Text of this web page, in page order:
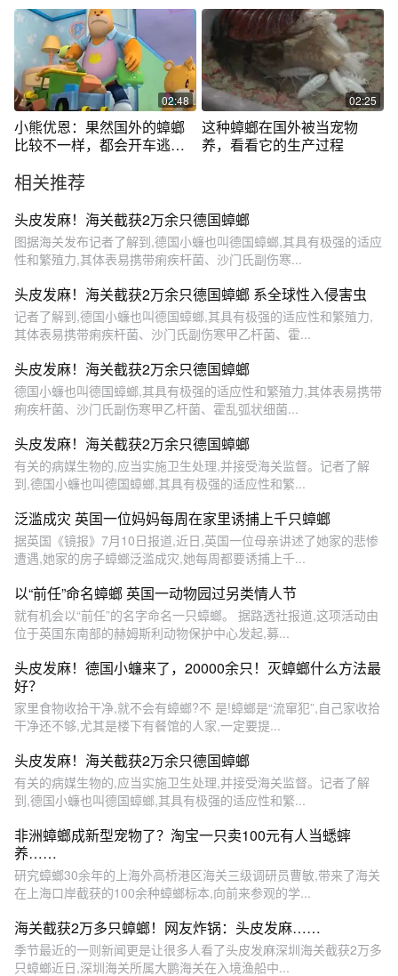
02:48
小熊优恩：果然国外的蟑螂
比较不一样，都会开车逃
02:25
这种蟑螂在国外被当宠物
养，看看它的生产过程
相关推荐
头皮发麻！海关截获2万余只德国蟑螂
图据海关发布记者了解到,德国小蠊也叫德国蟑螂,其具有极强的适应
性和繁殖力,其体表易携带痢疾杆菌、沙门氏副伤寒...
头皮发麻！海关截获2万余只德国蟑螂 系全球性入侵害虫
记者了解到,德国小蠊也叫德国蟑螂,其具有极强的适应性和繁殖力,
其体表易携带痢疾杆菌、沙门氏副伤寒甲乙杆菌、霍...
头皮发麻！海关截获2万余只德国蟑螂
德国小蠊也叫德国蟑螂,其具有极强的适应性和繁殖力,其体表易携带
痢疾杆菌、沙门氏副伤寒甲乙杆菌、霍乱弧状细菌...
头皮发麻！海关截获2万余只德国蟑螂
有关的病媒生物的,应当实施卫生处理,并接受海关监督。记者了解
到,德国小蠊也叫德国蟑螂,其具有极强的适应性和繁...
泛滥成灾 英国一位妈妈每周在家里诱捕上千只蟑螂
据英国《镜报》7月10日报道,近日,英国一位母亲讲述了她家的悲惨
遭遇,她家的房子蟑螂泛滥成灾,她每周都要诱捕上千...
以“前任”命名蟑螂 英国一动物园过另类情人节
就有机会以“前任”的名字命名一只蟑螂。 据路透社报道,这项活动由
位于英国东南部的赫姆斯利动物保护中心发起,募...
头皮发麻！德国小蠊来了，20000余只！灭蟑螂什么方法最
好？
家里食物收拾干净,就不会有蟑螂?不 是!蟑螂是“流窜犯”,自己家收拾
干净还不够,尤其是楼下有餐馆的人家,一定要提...
头皮发麻！海关截获2万余只德国蟑螂
有关的病媒生物的,应当实施卫生处理,并接受海关监督。记者了解
到,德国小蠊也叫德国蟑螂,其具有极强的适应性和繁...
非洲蟑螂成新型宠物了？淘宝一只卖100元有人当蟋蟀
养……
研究蟑螂30余年的上海外高桥港区海关三级调研员曹敏,带来了海关
在上海口岸截获的100余种蟑螂标本,向前来参观的学...
海关截获2万多只蟑螂！网友炸锅：头皮发麻……
季节最近的一则新闻更是让很多人看了头皮发麻深圳海关截获2万多
只蟑螂近日,深圳海关所属大鹏海关在入境渔船中...